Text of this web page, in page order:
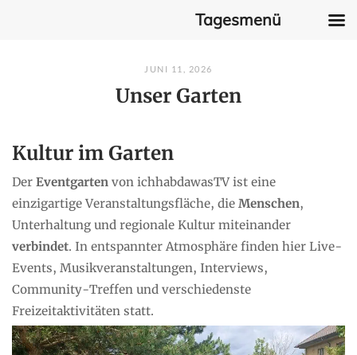
JUNI 11, 2026
Unser Garten
Kultur im Garten
Der Eventgarten von ichhabdawasTV ist eine
einzigartige Veranstaltungsfläche, die Menschen,
Unterhaltung und regionale Kultur miteinander
verbindet. In entspannter Atmosphäre finden hier Live-
Events, Musikveranstaltungen, Interviews,
Community-Treffen und verschiedenste
Freizeitaktivitäten statt.
Tagesmenü